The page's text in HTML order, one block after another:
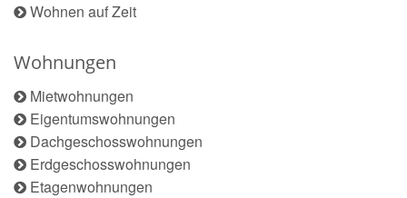
Wohnen auf Zeit
Wohnungen
Mietwohnungen
Eigentumswohnungen
Dachgeschosswohnungen
Erdgeschosswohnungen
Etagenwohnungen